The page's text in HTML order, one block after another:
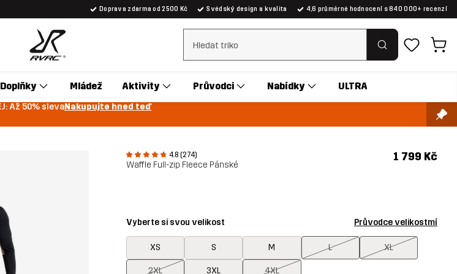
Doprava zdarma od 2500 Kč Švédský design a kvalita 4,6 průměrné hodnocení s 840 000+ recenzí
Vymazat vyhledávání
Doplňky Mládež Aktivity Průvodci Nabídky ULTRA
Až 50% slevaNakupujte hned teď
4.8 (274)
Waffle Full-zip Fleece Pánské
1 799 Kč
Vyberte si svou velikost Průvodce velikostmí
XS S M L XL
2XL 3XL 4XL